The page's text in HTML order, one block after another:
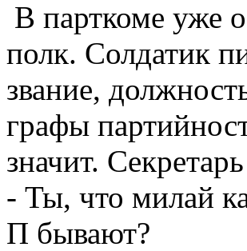
В парткоме уже
полк. Солдатик
звание,
графы
значит.
- Ты, что милай
П бывают?